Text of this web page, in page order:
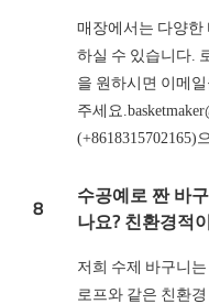
매장에서는 다양한
하실 수 있습니다.
을 원하시면 이메
주세요
(+8618315702165)
8
수공예로 짠 바
나요? 친환경적
저희 수제 바구니
로프와 같은 친환